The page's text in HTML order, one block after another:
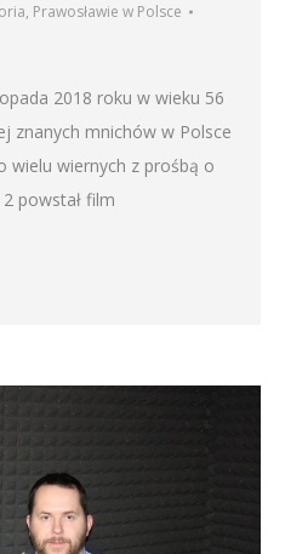
, Prawosławie w Polsce
2018 roku w wieku 56
znanych mnichów w Polsce
wielu wiernych z prośbą o
powstał film